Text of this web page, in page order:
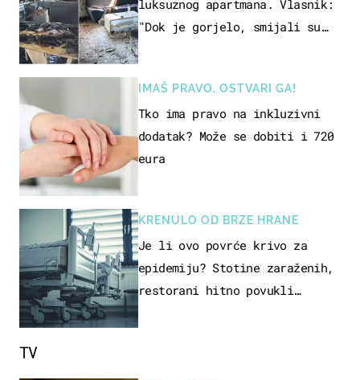
luksuznog apartmana. Vlasnik:
"Dok je gorjelo, smijali su
IMAŠ PRAVO, OSTVARI GA!
Tko ima pravo na inkluzivni
dodatak? Može se dobiti i 720
eura
KRENULO OD BRZE HRANE
Je li ovo povrće krivo za
epidemiju? Stotine zaraženih,
restorani hitno povukli
TV